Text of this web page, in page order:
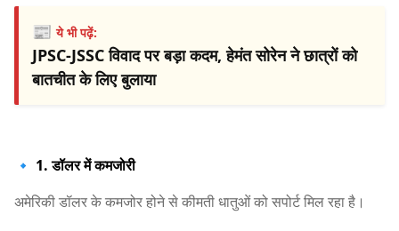
📰ये भी पढ़ें:
JPSC-JSSC विवाद पर बड़ा कदम, हेमंत सोरेन ने छात्रों को
बातचीत के लिए बुलाया
🔹 1. डॉलर में कमजोरी
अमेरिकी डॉलर के कमजोर होने से कीमती धातुओं को सपोर्ट मिल रहा है।